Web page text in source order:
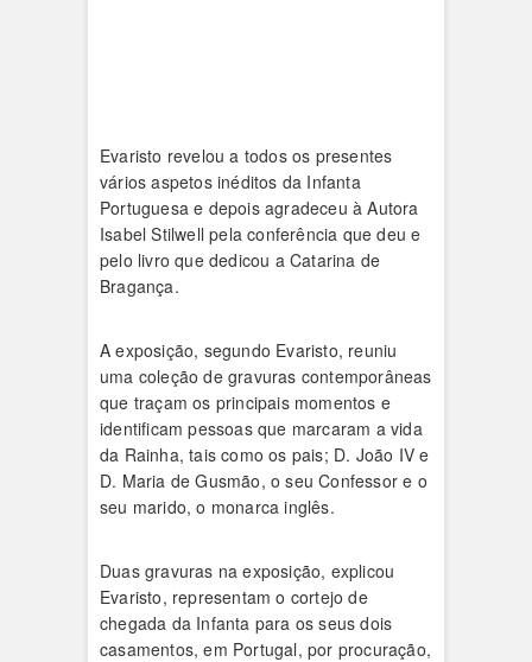
Evaristo revelou a todos os presentes
vários aspetos inéditos da Infanta
Portuguesa e depois agradeceu à Autora
Isabel Stilwell pela conferência que deu e
pelo livro que dedicou a Catarina de
Bragança.
A exposição, segundo Evaristo, reuniu
uma coleção de gravuras contemporâneas
que traçam os principais momentos e
identificam pessoas que marcaram a vida
da Rainha, tais como os pais; D. João IV e
D. Maria de Gusmão, o seu Confessor e o
seu marido, o monarca inglês.
Duas gravuras na exposição, explicou
Evaristo, representam o cortejo de
chegada da Infanta para os seus dois
casamentos, em Portugal, por procuração,